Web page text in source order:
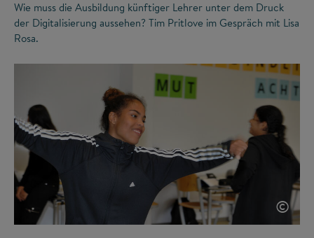
Wie muss die Ausbildung künftiger Lehrer unter dem Druck
der Digitalisierung aussehen? Tim Pritlove im Gespräch mit Lisa
Rosa.
©